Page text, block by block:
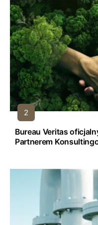
Bureau Veritas
Partnerem